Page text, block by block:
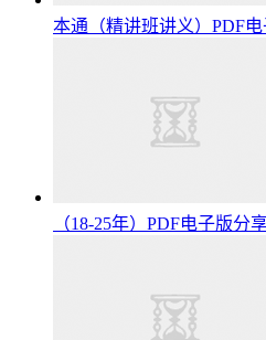
本通（精讲班讲义）PDF
（18-25年）PDF电子版分